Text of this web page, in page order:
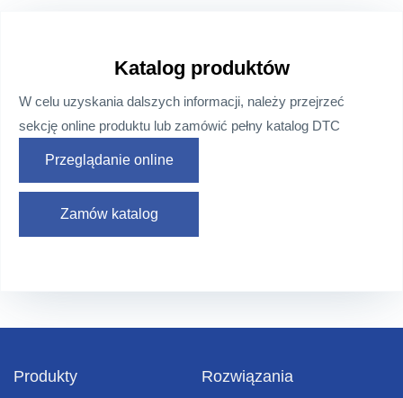
Katalog produktów
W celu uzyskania dalszych informacji, należy przejrzeć
sekcję online produktu lub zamówić pełny katalog DTC
Przeglądanie online
Zamów katalog
Produkty Rozwiązania